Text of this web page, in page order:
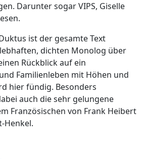
Darunter sogar VIPS, Giselle
ist der gesamte Text
dichten Monolog über
Rückblick auf ein
Familienleben mit Höhen und
hier fündig. Besonders
auch die sehr gelungene
Französischen von Frank Heibert
Henkel.